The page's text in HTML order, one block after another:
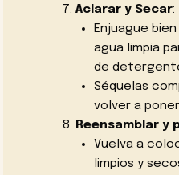
Aclarar y Secar:
Enjuague
agua limpia
de
Séquelas
volver a
Reensamblar y
Vuelva a
limpios y